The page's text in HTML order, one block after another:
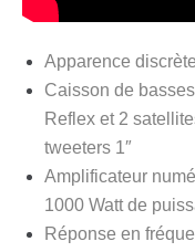
Apparence
Caisson de
Reflex et 2
tweeters 1″
Amplificateur
1000 Watt de
Réponse en